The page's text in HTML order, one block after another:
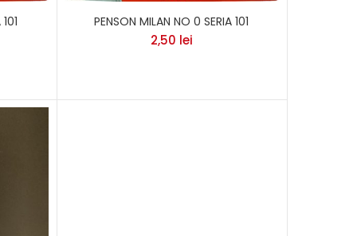
PENSON MILAN NO 0 SERIA 101
2,50 lei